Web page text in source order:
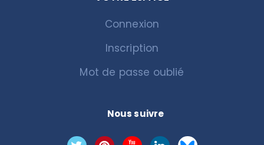
Connexion
Inscription
Mot de passe oublié
Nous suivre